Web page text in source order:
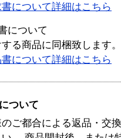
について詳細はこちら
について
る商品に同梱致します。
について詳細はこちら
ついて
ご都合による返品・交